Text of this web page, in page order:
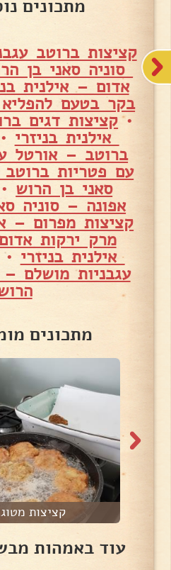
מתכונים
קציצות ברוטב
סוניה סאני בן
אדום – אילנית
בקר בטעם
•קציצות דגים
אילנית בניזרי
ברוטב – אורטל
עם פטריות
סאני בן הרוש •
אפונה – סוניה
קציצות מפרום –
מרק ירקות
אילנית בניזרי
עגבניות מושלם –
מתכונים
קציצות
עוד באמהות